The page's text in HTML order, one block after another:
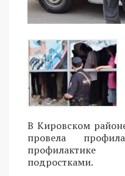
В Кировском
провела
подростками.